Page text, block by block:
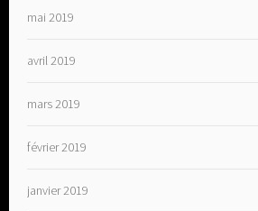
mai 2019
avril 2019
mars 2019
février 2019
janvier 2019